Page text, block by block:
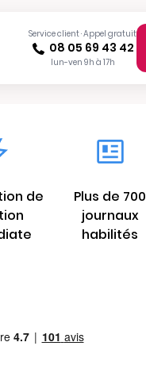
Service client · Appel gratuit
08 05 69 43 42
lun-ven 9h à 17h
de
Plus de 700
journaux
habilités